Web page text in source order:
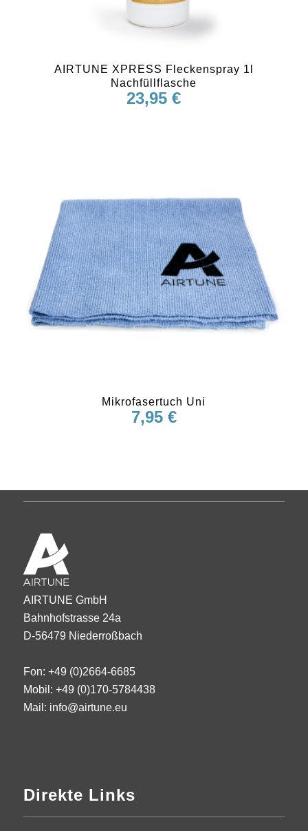
AIRTUNE XPRESS Fleckenspray 1l
Nachfüllflasche
23,95€
Mikrofasertuch Uni
7,95 €
AIRTUNE GmbH
Bahnhofstrasse 24a
D-56479 Niederroßbach
Fon: +49 (0)2664-6685
Mobil: +49 (0)170-5784438
Mail: info@airtune.eu
Direkte Links